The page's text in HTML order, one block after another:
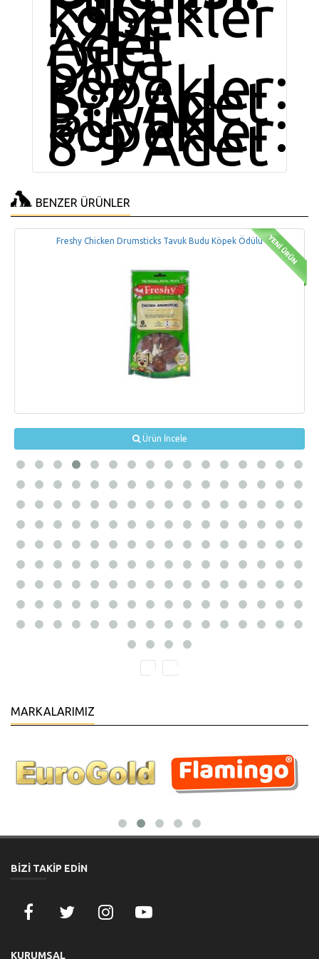
köpekler
: 2-4
Adet
Orta
boy
köpekler:
5-7 Adet
Büyük
köpekler:
8-9 Adet
BENZER ÜRÜNLER
Freshy Chicken Drumsticks Tavuk Budu Köpek Ödülü
Ürün İncele
MARKALARIMIZ
BİZİ TAKİP EDİN
KURUMSAL